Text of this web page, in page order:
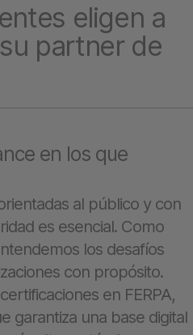
eligen a
partner de
en los que
al público y con
es esencial. Como
los desafíos
con propósito.
en FERPA,
garantiza una base digital